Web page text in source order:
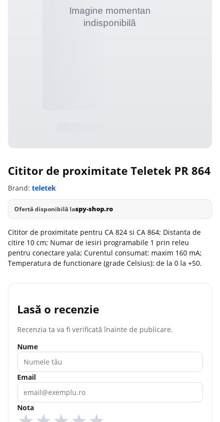
Cititor de proximitate Teletek PR 864
Brand: teletek
Ofertă disponibilă laspy-shop.ro
Cititor de proximitate pentru CA 824 si CA 864; Distanta de
citire 10 cm; Numar de iesiri programabile 1 prin releu
pentru conectare yala; Curentul consumat: maxim 160 mA;
Temperatura de functionare (grade Celsius): de la 0 la +50.
Lasă o recenzie
Recenzia ta va fi verificată înainte de publicare.
Nume
Email
Nota